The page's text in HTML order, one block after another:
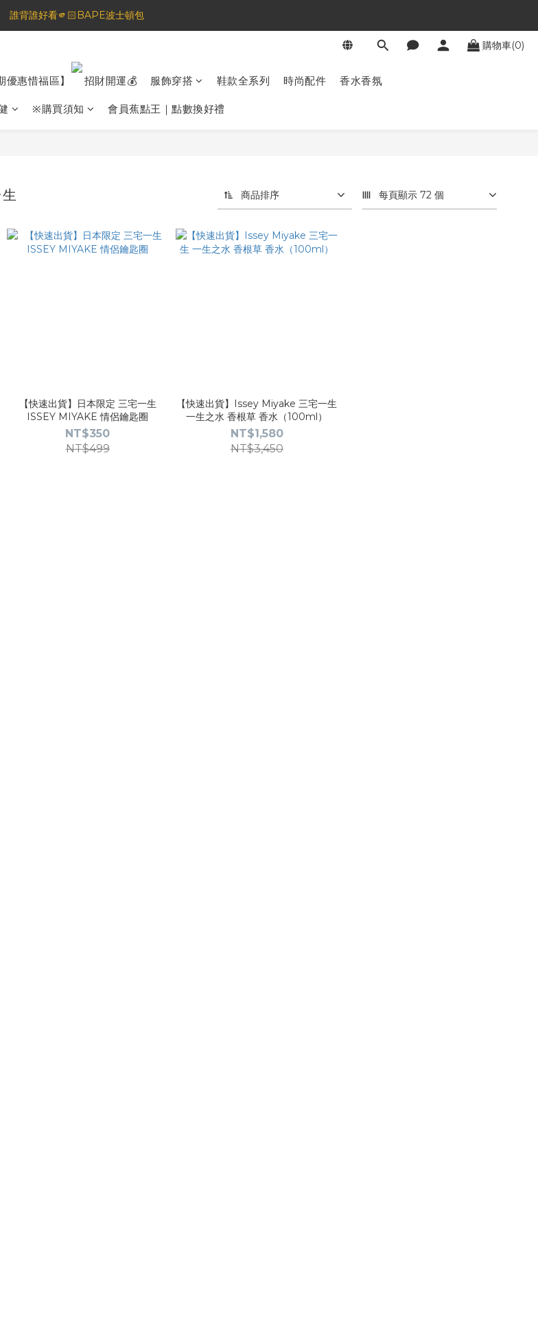
🦟蚊蟲都逃不過！可折疊伸縮電拍⚡️
🦟蚊蟲都逃不過！可折疊伸縮電拍⚡️
購物車(0)
優惠惜福區】 招財開運💰 服飾穿搭 鞋款全系列 時尚配件 香水香氛
※購買須知 會員蕉點王｜點數換好禮
商品排序 每頁顯示 72 個
【快速出貨】日本限定 三宅一生
ISSEY MIYAKE 情侶鑰匙圈
NT$350
NT$499
【快速出貨】Issey Miyake 三宅一生
一生之水 香根草 香水（100ml）
NT$1,580
NT$3,450